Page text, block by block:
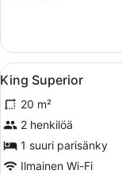
1
suuri
parisänky
Avaa
kaikki
huonetyypin
King
Superior
kuvat
1
King Superior
20 m²
2 henkilöä
1 suuri parisänky
Ilmainen Wi-Fi